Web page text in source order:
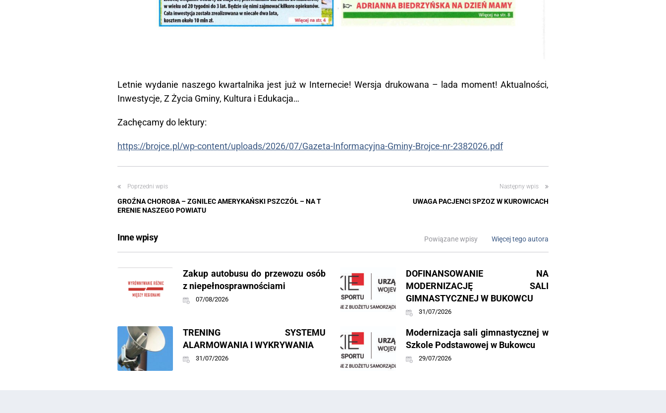
Letnie wydanie naszego kwartalnika jest już w Internecie! Wersja drukowana – lada moment! Aktualności,
Inwestycje, Z Życia Gminy, Kultura i Edukacja…
Zachęcamy do lektury:
https://brojce.pl/wp-content/uploads/2026/07/Gazeta-Informacyjna-Gminy-Brojce-nr-2382026.pdf
Poprzedni wpis
GROŹNA CHOROBA – ZGNILEC AMERYKAŃSKI PSZCZÓŁ – NA T
ERENIE NASZEGO POWIATU
Następny wpis
UWAGA PACJENCI SPZOZ W KUROWICACH
Inne wpisy Powiązane wpisy Więcej tego autora
Zakup autobusu do przewozu osób
z niepełnosprawnościami
07/08/2026
DOFINANSOWANIE NA
MODERNIZACJĘ SALI
GIMNASTYCZNEJ W BUKOWCU
31/07/2026
TRENING SYSTEMU
ALARMOWANIA I WYKRYWANIA
31/07/2026
Modernizacja sali gimnastycznej w
Szkole Podstawowej w Bukowcu
29/07/2026